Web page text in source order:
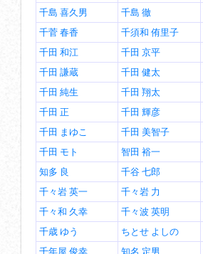
千島 喜久男
千島 徹
千菅 春香
千須和 侑里子
千田 和江
千田 京平
千田 謙蔵
千田 健太
千田 純生
千田 翔太
千田 正
千田 輝彦
千田 まゆこ
千田 美智子
千田 モト
智田 裕一
知多 良
千谷 七郎
千々岩 英一
千々岩 力
千々和 久幸
千々波 英明
千歳 ゆう
ちとせ よしの
千年屋 俊幸
知名 定男